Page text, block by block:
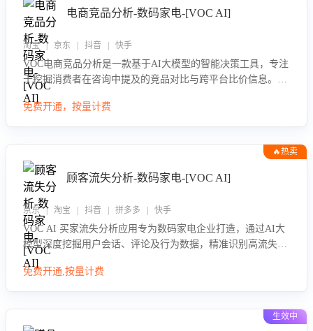
电商竞品分析-数码家电-[VOC AI]
淘宝 | 京东 | 抖音 | 快手
VOC电商竞品分析是一款基于AI大模型的智能决策工具，专注
于挖掘消费者在咨询中提及的竞品对比与跨平台比价信息。该
应用能够精准识别被频繁对比的竞品品牌、咨询量、商品信
息，进行多维度交叉对比，并分析消费者的比价行为。通过提
免费开通，按量计费
🔥热卖
顾客流失分析-数码家电-[VOC AI]
京东 | 淘宝 | 抖音 | 拼多多 | 快手
VOC AI 买家流失分析应用专为数码家电企业打造，通过AI大
模型深度挖掘用户会话、评论及行为数据，精准识别高流失风
险客户，并定位流失原因：包括产品质量缺陷、售后响应延
迟、竞品价格冲击等。系统自动输出可落地的挽回策略，迅速
免费开通,按量计费
生效中